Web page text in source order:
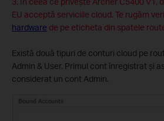
EU acceptă serviciile cloud. Te rugăm
hardware de pe eticheta din spatele
Există două tipuri de conturi cloud pe
Admin & User. Primul cont înregistrat și
considerat un cont Admin.